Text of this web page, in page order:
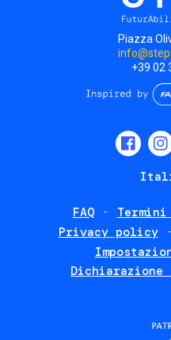
Piazza
+39 02
FAQ
Privacy policy